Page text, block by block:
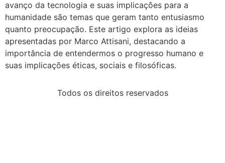
avanço da tecnologia e suas implicações para a
humanidade são temas que geram tanto entusiasmo
quanto preocupação. Este artigo explora as ideias
apresentadas por Marco Attisani, destacando a
importância de entendermos o progresso humano e
suas implicações éticas, sociais e filosóficas.
Todos os direitos reservados